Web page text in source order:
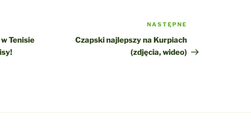
Tenisie
wpis
NASTĘPNE
Czapski najlepszy na Kurpiach
(zdjęcia, wideo)